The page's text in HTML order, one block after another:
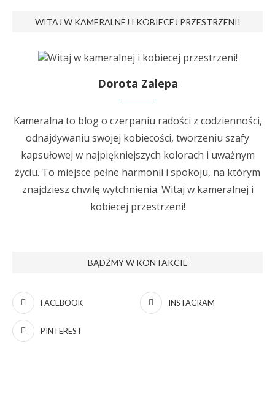
WITAJ W KAMERALNEJ I KOBIECEJ PRZESTRZENI!
Dorota Zalepa
Kameralna to blog o czerpaniu radości z codzienności,
odnajdywaniu swojej kobiecości, tworzeniu szafy
kapsułowej w najpiękniejszych kolorach i uważnym
życiu. To miejsce pełne harmonii i spokoju, na którym
znajdziesz chwilę wytchnienia. Witaj w kameralnej i
kobiecej przestrzeni!
BĄDŹMY W KONTAKCIE
FACEBOOK INSTAGRAM
PINTEREST